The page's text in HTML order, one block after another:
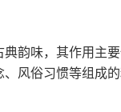
韵味，其作用主
风俗习惯等组成的